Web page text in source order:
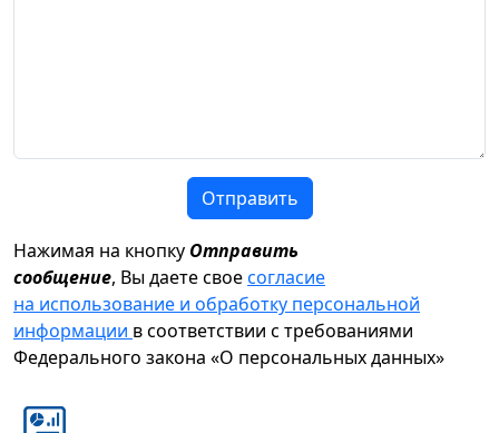
Отправить
Нажимая на кнопку Отправить
сообщение, Вы даете своесогласие
на использование и обработку персональной
информации в соответствии с требованиями
Федерального закона «О персональных данных»